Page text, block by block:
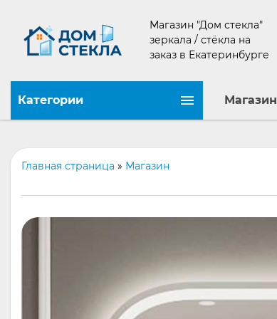
Магазин "Дом стекла"
зеркала / стёкла на
заказ в Екатеринбурге
Категории Магазин
Главная страница » Магазин